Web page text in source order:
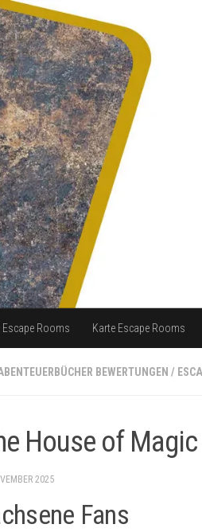
Escape Rooms Karte Escape Rooms
BEWERTUNGEN /
House of
2025
Fans